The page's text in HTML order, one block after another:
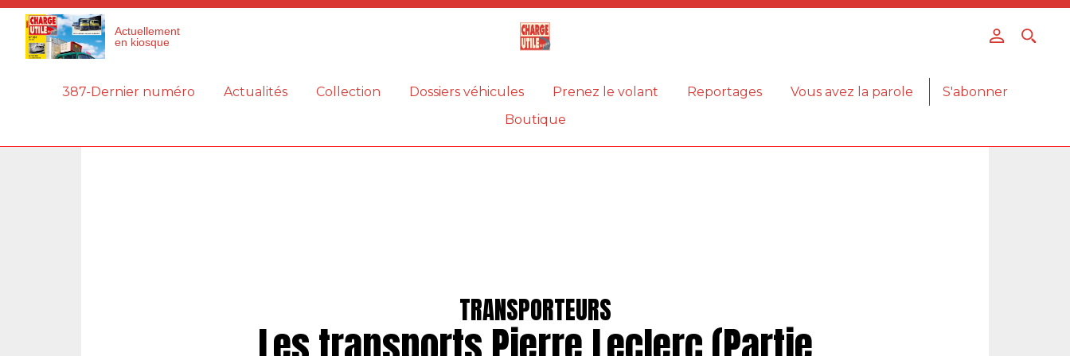
Actuellement
en kiosque
387-Dernier numéro Actualités Collection Dossiers véhicules Prenez le volant Reportages Vous avez la parole
S'abonner
Boutique
TRANSPORTEURS
Panneau de gestion des cookies